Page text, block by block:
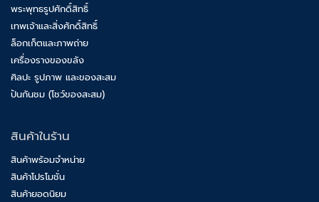
พระพุทธรูปศักดิ์สิทธิ์
เทพเจ้าและสิ่งศักดิ์สิทธิ์
ล็อกเก็ตและภาพถ่าย
เครื่องรางของขลัง
ศิลปะ รูปภาพ และของสะสม
ปันกันชม (โชว์ของสะสม)
สินค้าในร้าน
สินค้าพร้อมจำหน่าย
สินค้าโปรโมชั่น
สินค้ายอดนิยม